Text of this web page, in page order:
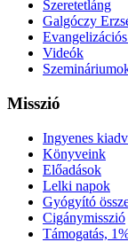
Szeretetláng
Galgóczy
Videók
Misszió
Ingyenes
Könyveink
Előadások
Lelki napok
Gyógyító
Cigánymisszió
Támogatás,